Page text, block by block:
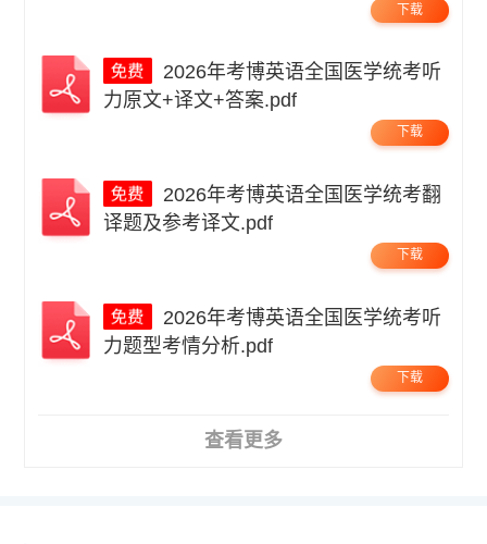
下载
力原文+译文+答案.pdf
下载
译题及参考译文.pdf
下载
力题型考情分析.pdf
下载
查看更多